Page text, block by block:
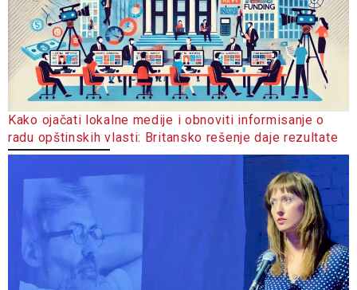
Kako ojačati lokalne medije i obnoviti informisanje o
radu opštinskih vlasti: Britansko rešenje daje rezultate